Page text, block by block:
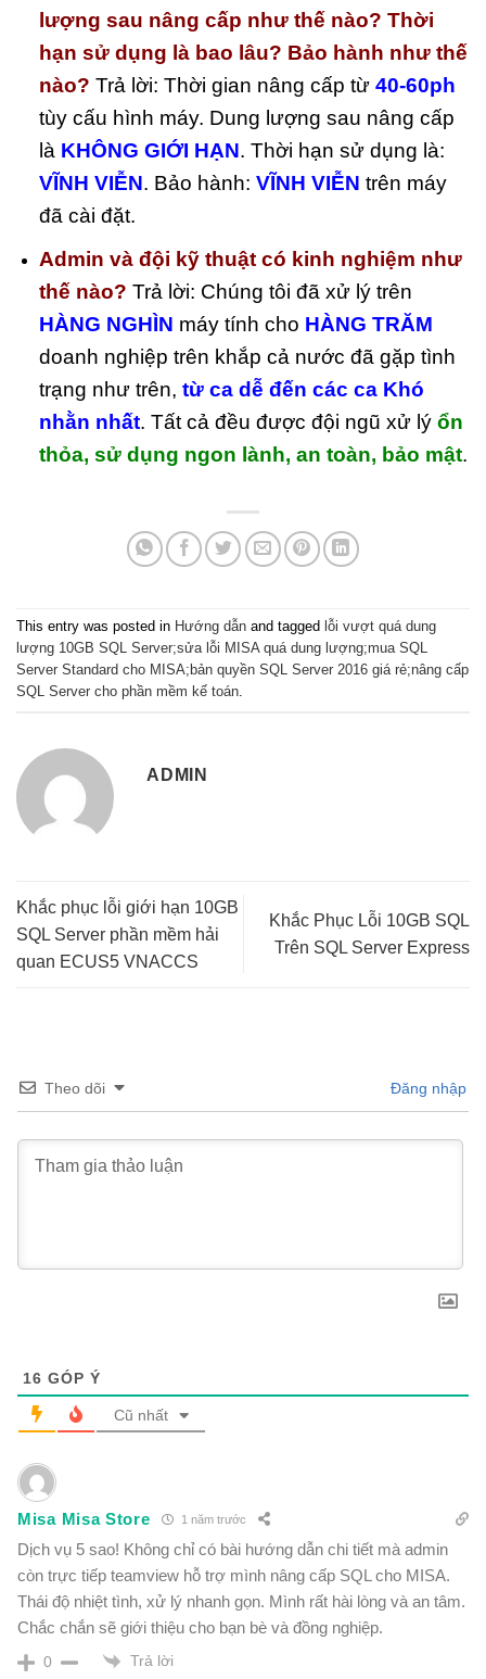
lượng sau nâng cấp như thế nào? Thời
hạn sử dụng là bao lâu? Bảo hành như thế
nào? Trả lời: Thời gian nâng cấp từ 40-60ph
tùy cấu hình máy. Dung lượng sau nâng cấp
là KHÔNG GIỚI HẠN. Thời hạn sử dụng là:
VĨNH VIỄN. Bảo hành: VĨNH VIỄN trên máy
đã cài đặt.
Admin và đội kỹ thuật có kinh nghiệm như
thế nào? Trả lời: Chúng tôi đã xử lý trên
HÀNG NGHÌN máy tính cho HÀNG TRĂM
doanh nghiệp trên khắp cả nước đã gặp tình
trạng như trên, từ ca dễ đến các ca Khó
nhằn nhất. Tất cả đều được đội ngũ xử lý ổn
thỏa, sử dụng ngon lành, an toàn, bảo mật.
This entry was posted in Hướng dẫn and tagged lỗi vượt quá dung
lượng 10GB SQL Server;sửa lỗi MISA quá dung lượng;mua SQL
Server Standard cho MISA;bản quyền SQL Server 2016 giá rẻ;nâng cấp
SQL Server cho phần mềm kế toán
ADMIN
Khắc phục lỗi giới hạn 10GB
SQL Server phần mềm hải
quan ECUS5 VNACCS
Khắc Phục Lỗi 10GB SQL
Trên SQL Server Express
Theo dõi Đăng nhập
16 GÓP Ý
Cũ nhất
Misa Misa Store 1 năm trước
Dịch vụ 5 sao! Không chỉ có bài hướng dẫn chi tiết mà admin
còn trực tiếp teamview hỗ trợ mình nâng cấp SQL cho MISA.
Thái độ nhiệt tình, xử lý nhanh gọn. Mình rất hài lòng và an tâm.
Chắc chắn sẽ giới thiệu cho bạn bè và đồng nghiệp.
0 Trả lời